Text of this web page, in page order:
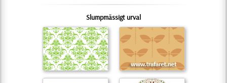
Slumpmässigt urval